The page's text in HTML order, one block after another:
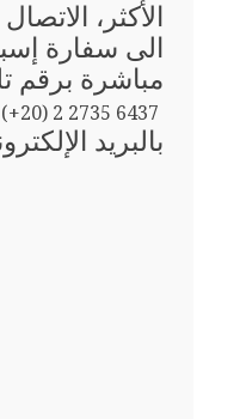
الأكثر،
الى سفارة
مباشرة برقم
2 2735 6437
بالبريد